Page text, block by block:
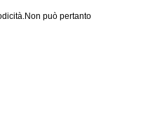
può pertanto